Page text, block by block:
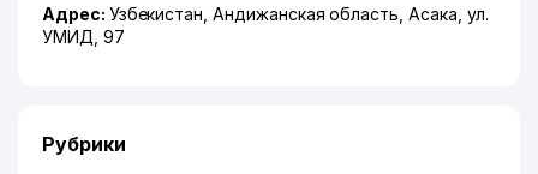
Адрес: Узбекистан,Андижанская область ,Асака ул.
УМИД , 97
Рубрики